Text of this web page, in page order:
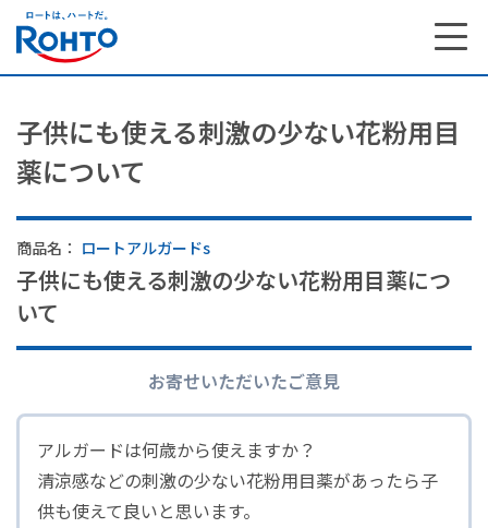
サステナビリティ トップ
子供にも使える刺激の少ない花粉用目
薬について
商品名： ロートアルガードs
子供にも使える刺激の少ない花粉用目薬につ
いて
お寄せいただいたご意見
アルガードは何歳から使えますか？
清涼感などの刺激の少ない花粉用目薬があったら子
供も使えて良いと思います。